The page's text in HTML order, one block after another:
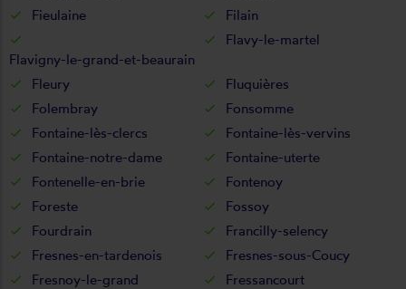
Fieulaine
Filain
Flavigny-le-grand-et-beaurain
Flavy-le-martel
Fleury
Fluquières
Folembray
Fonsomme
Fontaine-lès-clercs
Fontaine-lès-vervins
Fontaine-notre-dame
Fontaine-uterte
Fontenelle-en-brie
Fontenoy
Foreste
Fossoy
Fourdrain
Francilly-selency
Fresnes-en-tardenois
Fresnes-sous-Coucy
Fresnoy-le-grand
Fressancourt